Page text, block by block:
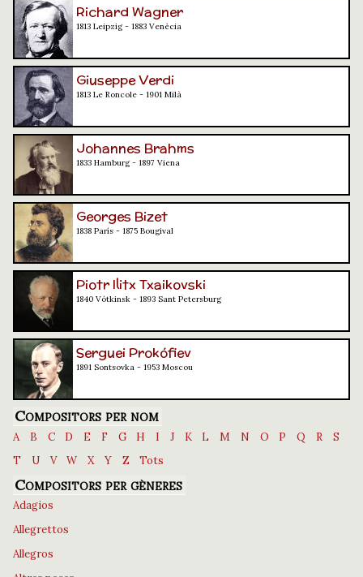
Richard Wagner
1813 Leipzig - 1883 Venècia
Giuseppe Verdi
1813 Le Roncole - 1901 Milà
Johannes Brahms
1833 Hamburg - 1897 Viena
Georges Bizet
1838 París - 1875 Bougival
Piotr Ilitx Txaikovski
1840 Vótkinsk - 1893 Sant Petersburg
Serguei Prokófiev
1891 Sontsovka - 1953 Moscou
Compositors per nom
A B C D E F G H I J K L M N O P Q R
S
T
U V W X Y Z Tots
Compositors per gèneres
Adagios
Allegrettos
Allegros